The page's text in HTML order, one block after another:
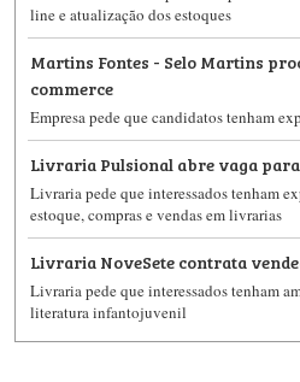
line e atualização dos estoques
Martins Fontes - Selo Martins
commerce
Empresa pede que candidatos tenham
Livraria Pulsional abre vaga
Livraria pede que interessados tenham
estoque, compras e vendas em livrarias
Livraria NoveSete contrata
Livraria pede que interessados tenham
literatura infantojuvenil